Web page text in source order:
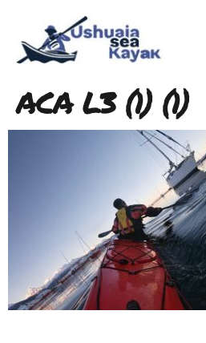
ACA L3 (1) (1)